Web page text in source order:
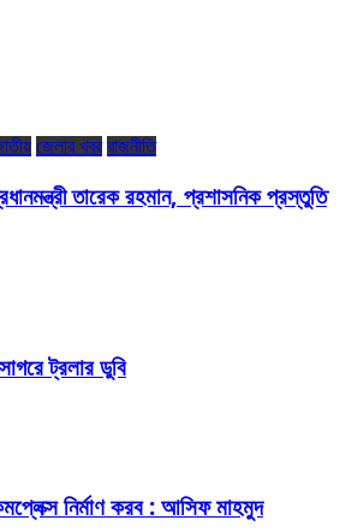
জেলার খবর রাজনীতি
তারেক রহমান, প্রশাসনিক প্রস্তুতি
ট্রলার ডুবি
নির্মাণ করব : আসিফ মাহমুদ